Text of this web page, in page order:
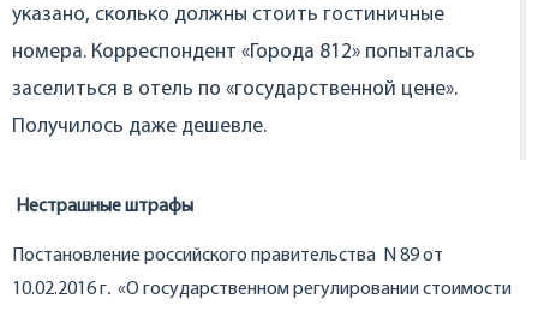
указано, сколько должны стоить гостиничные
номера. Корреспондент «Города 812» попыталась
заселиться в отель по «государственной цене».
Получилось даже дешевле.
Нестрашные штрафы
Постановление российского правительства N 89 от
10.02.2016 г. «О государственном регулировании стоимости